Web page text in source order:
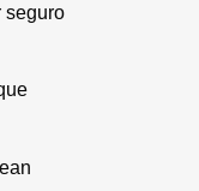
seguro